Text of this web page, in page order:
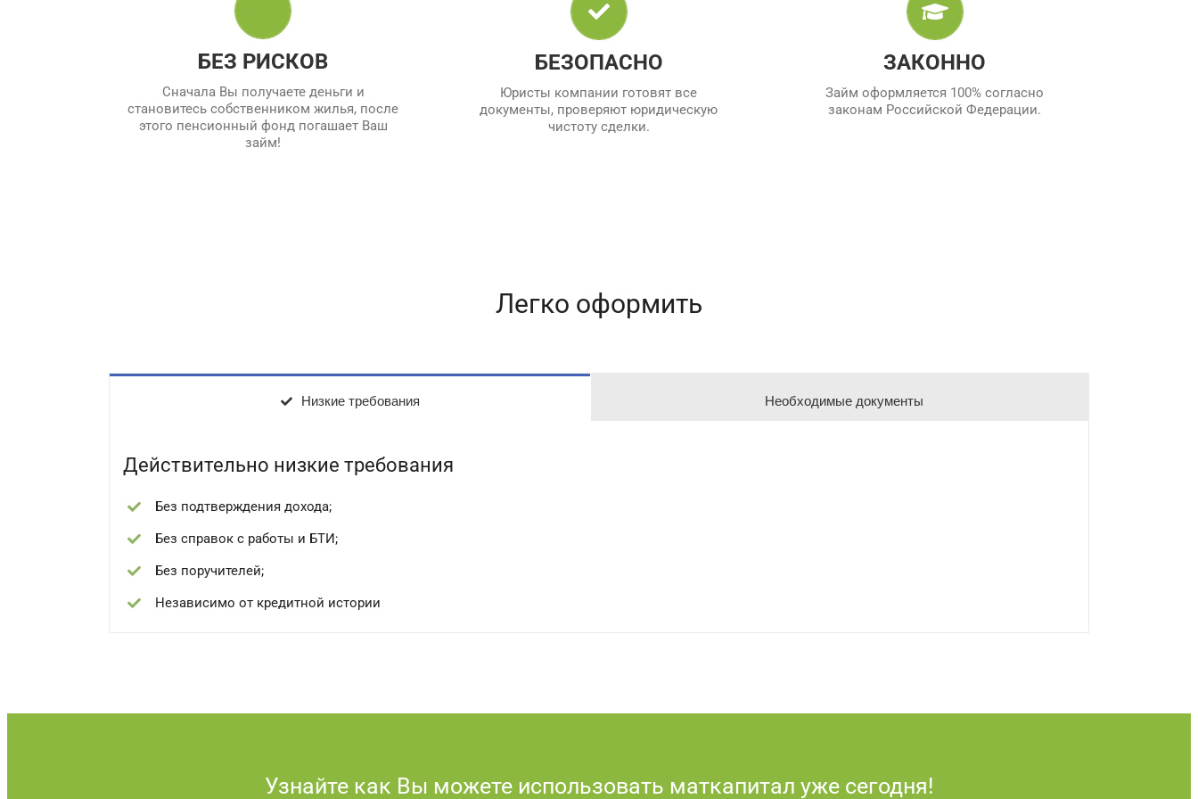
БЕЗ РИСКОВ
Сначала Вы получаете деньги и
становитесь собственником жилья, после
этого пенсионный фонд погашает Ваш
займ!
1. Мы готовим договор-купли продажи и
проверяем юридическую чистоту сделки.
Займ погашает Пенсионный Фонд
жилье остается в Вашей собственности.
БЕЗОПАСНО
Юристы компании готовят все
документы, проверяют юридическую
чистоту сделки.
Юристы компании готовят все
документы, проверяют юридическую
ЗАКОННО
Займ оформляется 100% согласно
законам Российской Федерации.
Компания имеет все необходимые
документы о государственной
официально.
Легко оформить
Низкие требования Необходимые документы
Действительно низкие требования
Без подтверждения дохода;
Без справок с работы и БТИ;
Без поручителей;
Независимо от кредитной истории
Узнайте как Вы можете использовать маткапитал уже сегодня!